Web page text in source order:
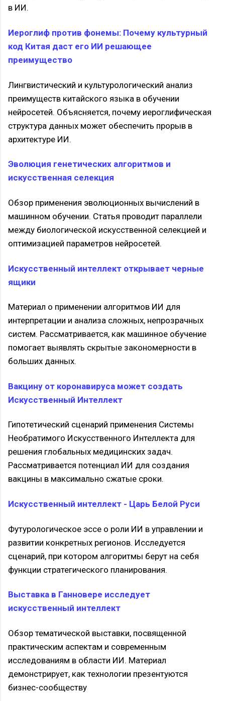
в ИИ.
Иероглиф против фонемы: Почему культурный
код Китая даст его ИИ решающее
преимущество
Лингвистический и культурологический анализ
преимуществ китайского языка в обучении
нейросетей. Объясняется, почему иероглифическая
структура данных может обеспечить прорыв в
архитектуре ИИ.
Эволюция генетических алгоритмов и
искусственная селекция
Обзор применения эволюционных вычислений в
машинном обучении. Статья проводит параллели
между биологической искусственной селекцией и
оптимизацией параметров нейросетей.
Искусственный интеллект открывает черные
ящики
Материал о применении алгоритмов ИИ для
интерпретации и анализа сложных, непрозрачных
систем. Рассматривается, как машинное обучение
помогает выявлять скрытые закономерности в
больших данных.
Вакцину от коронавируса может создать
Искусственный Интеллект
Гипотетический сценарий применения Системы
Необратимого Искусственного Интеллекта для
решения глобальных медицинских задач.
Рассматривается потенциал ИИ для создания
вакцины в максимально сжатые сроки.
Искусственный интеллект - Царь Белой Руси
Футурологическое эссе о роли ИИ в управлении и
развитии конкретных регионов. Исследуется
сценарий, при котором алгоритмы берут на себя
функции стратегического планирования.
Выставка в Ганновере исследует
искусственный интеллект
Обзор тематической выставки, посвященной
практическим аспектам и современным
исследованиям в области ИИ. Материал
демонстрирует, как технологии презентуются
бизнес-сообществу